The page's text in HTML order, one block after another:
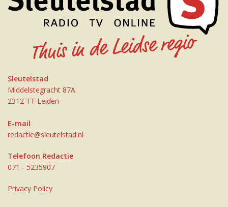
Sleutelstad
Middelstegracht 87A
2312 TT Leiden
E-mail
redactie@sleutelstad.nl
Telefoon Redactie
071 - 5235907
Privacy Policy